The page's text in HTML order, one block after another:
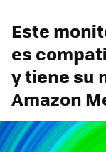
Este
es
y tiene su
Amazon